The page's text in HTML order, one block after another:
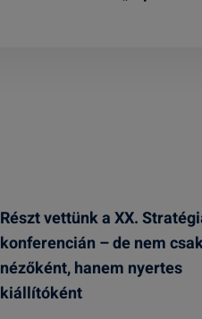
Részt vettünk a XX.
konferencián – de nem
nézőként, hanem nyertes
kiállítóként